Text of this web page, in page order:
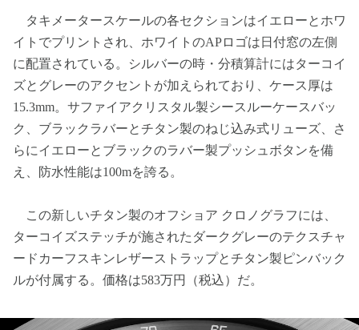
タキメータースケールの各セクションはイエローとホワ
イトでプリントされ、ホワイトのAPロゴは日付窓の左側
に配置されている。シルバーの時・分積算計にはターコイ
ズとグレーのアクセントが加えられており、ケース厚は
15.3mm。サファイアクリスタル製シースルーケースバッ
ク、ブラックラバーとチタン製のねじ込み式リューズ、さ
らにイエローとブラックのラバー製プッシュボタンを備
え、防水性能は100mを誇る。
この新しいチタン製のオフショア クロノグラフには、
ターコイズステッチが施されたダークグレーのテクスチャ
ードカーフスキンレザーストラップとチタン製ピンバック
ルが付属する。価格は583万円（税込）だ。